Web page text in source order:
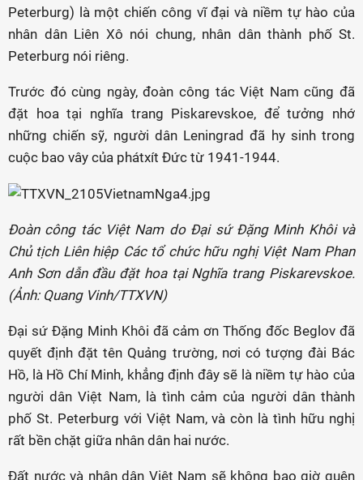
Peterburg) là một chiến công vĩ đại và niềm tự hào của
nhân dân Liên Xô nói chung, nhân dân thành phố St.
Peterburg nói riêng.
Trước đó cùng ngày, đoàn công tác Việt Nam cũng đã
đặt hoa tại nghĩa trang Piskarevskoe, để tưởng nhớ
những chiến sỹ, người dân Leningrad đã hy sinh trong
cuộc bao vây của phátxít Đức từ 1941-1944.
Đoàn công tác Việt Nam do Đại sứ Đặng Minh Khôi và
Chủ tịch Liên hiệp Các tổ chức hữu nghị Việt Nam Phan
Anh Sơn dẫn đầu đặt hoa tại Nghĩa trang Piskarevskoe.
(Ảnh: Quang Vinh/TTXVN)
Đại sứ Đặng Minh Khôi đã cảm ơn Thống đốc Beglov đã
quyết định đặt tên Quảng trường, nơi có tượng đài Bác
Hồ, là Hồ Chí Minh, khẳng định đây sẽ là niềm tự hào của
người dân Việt Nam, là tình cảm của người dân thành
phố St. Peterburg với Việt Nam, và còn là tình hữu nghị
rất bền chặt giữa nhân dân hai nước.
Đất nước và nhân dân Việt Nam sẽ không bao giờ quên